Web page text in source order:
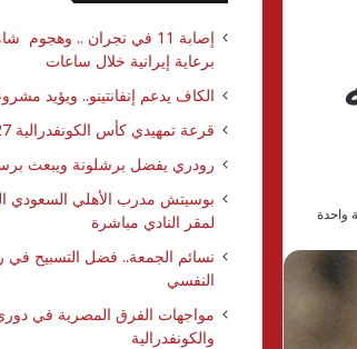
واحدة
إصابة 11 في نجران ..
برعاية إيرانية خلال ساعات
الكاف يدعم إنفانتينو.. ويؤيد
قرعة تمهيدي كأس الكونفدرالية 26/2027
رودري يفضل برشلونة ويبعث
بوسيتش مدرب الأهلي السعودي
لمقر النادي مباشرة
نسائم الجمعة.. فضل التسبيح في
النفسي
مواجهات الفرق المصرية في
والكونفدرالية